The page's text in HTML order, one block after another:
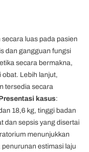
luas pada pasien
dan gangguan fungsi
secara bermakna,
Lebih lanjut,
tersedia secara
kasus:
18,6 kg, tinggi badan
dan sepsis yang disertai
menunjukkan
estimasi laju